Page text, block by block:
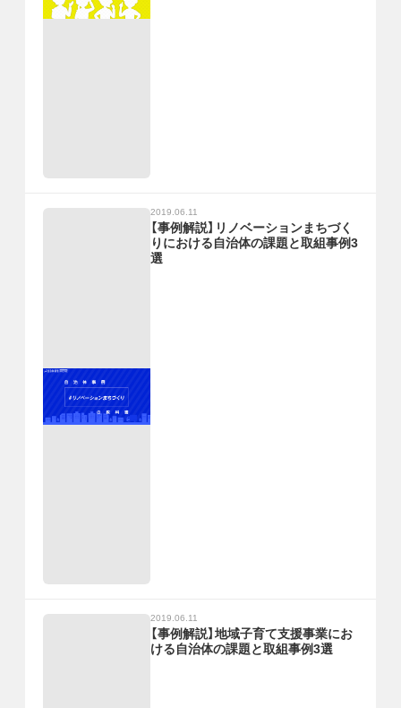
2019.06.11
【事例解説】リノベーションまちづく
りにおける自治体の課題と取組事例3
選
2019.06.11
【事例解説】地域子育て支援事業にお
ける自治体の課題と取組事例3選